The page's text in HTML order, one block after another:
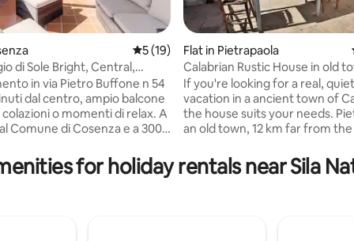
25 reviews
5 out of 5 average rating, 19 reviews
5 (19)
di Sole Bright, Central,
in via Pietro Buffone n 54
o momenti di relax. A
Comune di Cosenza e a 300
Vista ponte di Calatrava
parcheggio privato e gratuito
Flat in Pietrapaola
Calabrian Rustic House in old
If you're looking for a real,
vacation in a ancient town of
the house suits your needs.
an old town, 12 km far from the
father renovated the ancient
house: a two floor old Stone
The only way to get to our
for holiday rentals near Sila